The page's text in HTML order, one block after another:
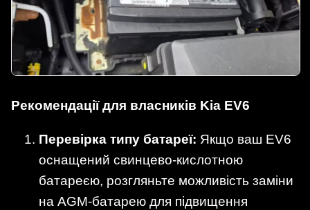
Рекомендації для власників Kia EV6
Перевірка типу батареї: Якщо ваш EV6
оснащений свинцево-кислотною
батареєю, розгляньте можливість заміни
на AGM-батарею для підвищення